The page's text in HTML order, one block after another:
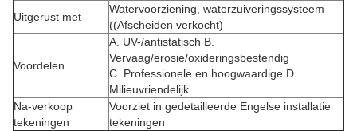
Uitgerust met
Watervoorziening, waterzuiveringssysteem
((Afscheiden verkocht)
Voordelen
A. UV-/antistatisch B.
Vervaag/erosie/oxideringsbestendig
C. Professionele en hoogwaardige D.
Milieuvriendelijk
Na-verkoop
tekeningen
Voorziet in gedetailleerde Engelse installatie
tekeningen